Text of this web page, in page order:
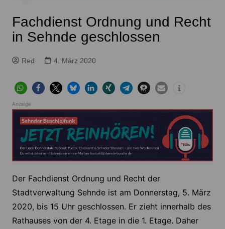
Fachdienst Ordnung und Recht
in Sehnde geschlossen
Red 4. März 2020
Anzeige
Der Fachdienst Ordnung und Recht der
Stadtverwaltung Sehnde ist am Donnerstag, 5. März
2020, bis 15 Uhr geschlossen. Er zieht innerhalb des
Rathauses von der 4. Etage in die 1. Etage. Daher